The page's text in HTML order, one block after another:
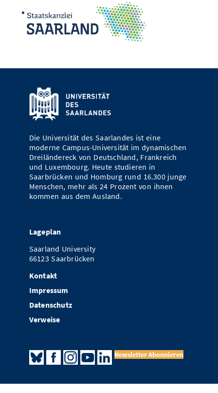
Die Universität des Saarlandes ist eine
moderne Campus-Universität im dynamischen
Dreiländereck von Deutschland, Frankreich
und Luxembourg. Heute studieren in
Saarbrücken und Homburg rund 16.300 junge
Menschen, mehr als 24 Prozent von ihnen
kommen aus dem Ausland.
Lageplan
Saarland University
66123 Saarbrücken
Kontakt
Impressum
Datenschutz
Verweise
Newsletter Abonnieren